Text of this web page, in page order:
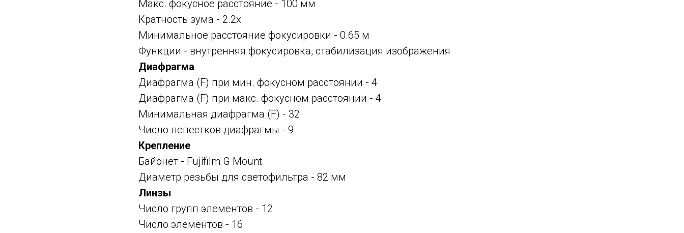
Макс. фокусное расстояние - 100 мм
Кратность зума - 2.2x
Минимальное расстояние фокусировки - 0.65 м
Функции - внутренняя фокусировка, стабилизация изображения
Диафрагма
Диафрагма (F) при мин. фокусном расстоянии - 4
Диафрагма (F) при макс. фокусном расстоянии - 4
Минимальная диафрагма (F) - 32
Число лепестков диафрагмы - 9
Крепление
Байонет - Fujifilm G Mount
Диаметр резьбы для светофильтра - 82 мм
Линзы
Число групп элементов - 12
Число элементов - 16